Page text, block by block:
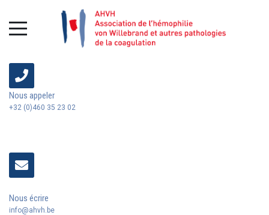
Nous appeler
+32 (0)460 35 23 02
Nous écrire
info@ahvh.be